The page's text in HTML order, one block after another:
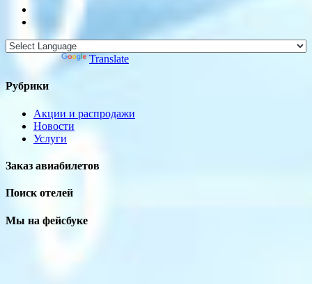
Powered by Translate
Рубрики
Акции и распродажи
Новости
Услуги
Заказ авиабилетов
Поиск отелей
Мы на фейсбуке